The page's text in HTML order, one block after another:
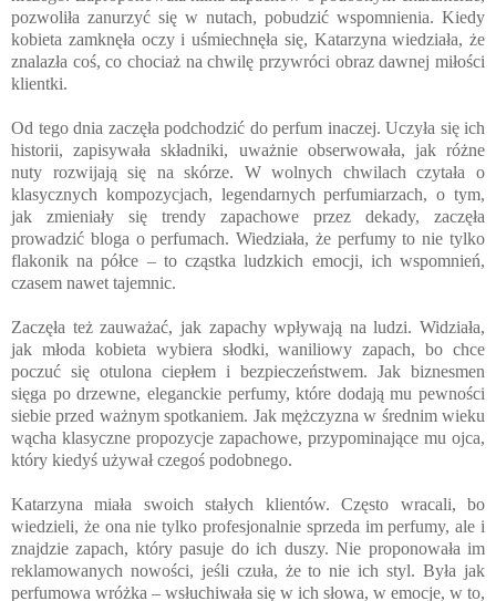
pozwoliła zanurzyć się w nutach, pobudzić wspomnienia. Kiedy
kobieta zamknęła oczy i uśmiechnęła się, Katarzyna wiedziała, że
znalazła coś, co chociaż na chwilę przywróci obraz dawnej miłości
klientki.
Od tego dnia zaczęła podchodzić do perfum inaczej. Uczyła się ich
historii, zapisywała składniki, uważnie obserwowała, jak różne
nuty rozwijają się na skórze. W wolnych chwilach czytała o
klasycznych kompozycjach, legendarnych perfumiarzach, o tym,
jak zmieniały się trendy zapachowe przez dekady, zaczęła
prowadzić bloga o perfumach. Wiedziała, że perfumy to nie tylko
flakonik na półce – to cząstka ludzkich emocji, ich wspomnień,
czasem nawet tajemnic.
Zaczęła też zauważać, jak zapachy wpływają na ludzi. Widziała,
jak młoda kobieta wybiera słodki, waniliowy zapach, bo chce
poczuć się otulona ciepłem i bezpieczeństwem. Jak biznesmen
sięga po drzewne, eleganckie perfumy, które dodają mu pewności
siebie przed ważnym spotkaniem. Jak mężczyzna w średnim wieku
wącha klasyczne propozycje zapachowe, przypominające mu ojca,
który kiedyś używał czegoś podobnego.
Katarzyna miała swoich stałych klientów. Często wracali, bo
wiedzieli, że ona nie tylko profesjonalnie sprzeda im perfumy, ale i
znajdzie zapach, który pasuje do ich duszy. Nie proponowała im
reklamowanych nowości, jeśli czuła, że to nie ich styl. Była jak
perfumowa wróżka – wsłuchiwała się w ich słowa, w emocje, w to,